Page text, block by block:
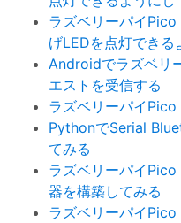
ラズベリーパイ
げLEDを点灯できる
Androidでラズベリ
エストを受信する
ラズベリーパイ
PythonでSerial
てみる
ラズベリーパイ
器を構築してみる
ラズベリーパイ